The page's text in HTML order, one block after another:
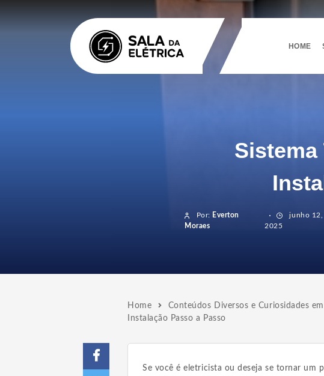
HOME
Sistema
Por: Everton
Moraes
junho 12,
2025
Home Conteúdos Diversos e Curiosidades
Instalação Passo a Passo
Se você é eletricista ou deseja se tornar um